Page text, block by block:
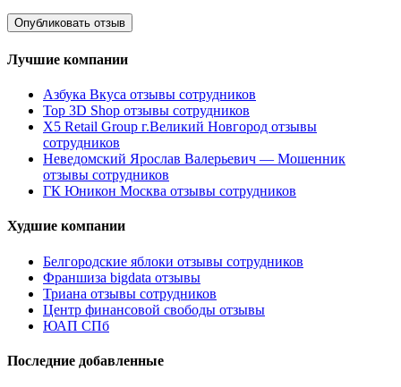
Лучшие компании
Азбука Вкуса отзывы сотрудников
Top 3D Shop отзывы сотрудников
X5 Retail Group г.Великий Новгород отзывы
сотрудников
Неведомский Ярослав Валерьевич — Мошенник
отзывы сотрудников
ГК Юникон Москва отзывы сотрудников
Худшие компании
Белгородские яблоки отзывы сотрудников
Франшиза bigdata отзывы
Триана отзывы сотрудников
Центр финансовой свободы отзывы
ЮАП СПб
Последние добавленные